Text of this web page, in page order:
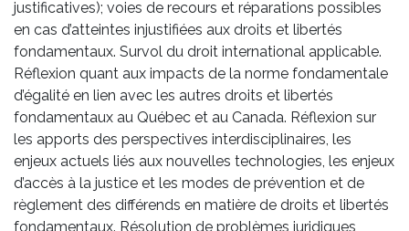
justificatives); voies de recours et réparations possibles
en cas d’atteintes injustifiées aux droits et libertés
fondamentaux. Survol du droit international applicable.
Réflexion quant aux impacts de la norme fondamentale
d’égalité en lien avec les autres droits et libertés
fondamentaux au Québec et au Canada. Réflexion sur
les apports des perspectives interdisciplinaires, les
enjeux actuels liés aux nouvelles technologies, les enjeux
d’accès à la justice et les modes de prévention et de
règlement des différends en matière de droits et libertés
fondamentaux. Résolution de problèmes juridiques